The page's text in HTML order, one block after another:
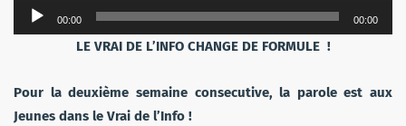
Lecteur
audio
00:00 00:00
LEVRAI DE L’INFO CHANGE DE FORMULE !
Pour la deuxième semaine consecutive, la parole est aux
Jeunes dans le Vrai de l’Info !